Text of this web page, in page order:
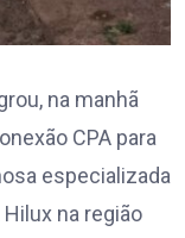
na manhã
CPA para
especializada
na região